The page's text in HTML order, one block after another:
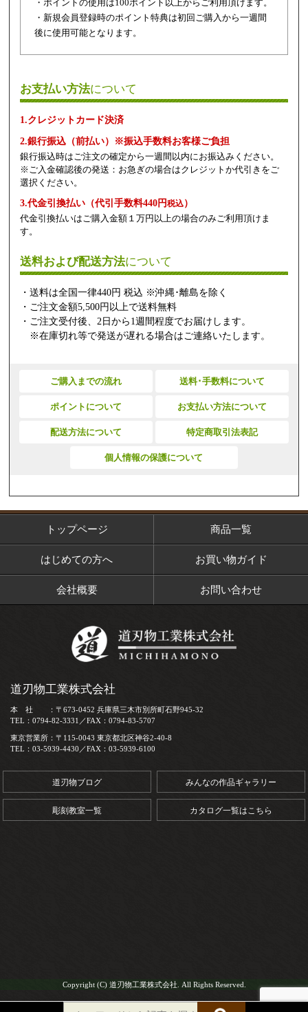
・ポイントの使用は100ポイント以上からご利用頂けます。
・新規会員登録時のポイント特典は初回ご購入から一週間
後に使用可能となります。
お支払い方法について
1.クレジットカード決済
2.銀行振込（前払い）※振込手数料お客様ご負担
銀行振込時はご注文の確定から一週間以内にお振込みください。
※ご入金確認後の発送：お急ぎの場合はクレジットか代引きをご
選択ください。
3.代金引換払い（代引手数料440円税込）
代金引換払いはご購入金額１万円以上の場合のみご利用頂けま
す。
送料および配送方法について
・送料は全国一律440円 税込 ※沖縄･離島を除く
・ご注文金額5,500円以上で送料無料
・ご注文受付後、2日から1週間程度でお届けします。
※在庫切れ等で発送が遅れる場合はご連絡いたします。
ご購入までの流れ 送料･手数料について
ポイントについて お支払い方法について
配送方法について 特定商取引法表記
個人情報の保護について
トップページ 商品一覧
はじめての方へ お買い物ガイド
会社概要 お問い合わせ
道刃物工業株式会社
本 社 ：〒673-0452 兵庫県三木市別所町石野945-32
TEL：0794-82-3331／FAX：0794-83-5707
東京営業所：〒115-0043 東京都北区神谷2-40-8
TEL：03-5939-4430／FAX：03-5939-6100
道刃物ブログ みんなの作品ギャラリー
彫刻教室一覧 カタログ一覧はこちら
Copyright (C) 道刃物工業株式会社. All Rights Reserved.